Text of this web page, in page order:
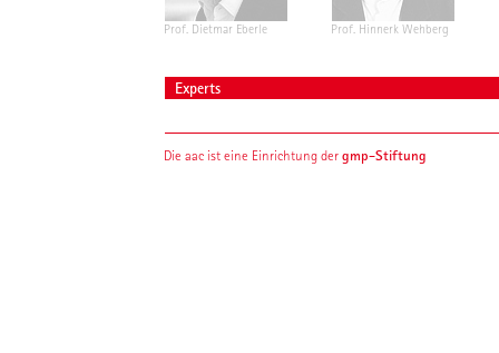
Prof. Dietmar Eberle Prof. Hinnerk Wehberg
Experts
Die aac ist eine Einrichtung dergmp-Stiftung